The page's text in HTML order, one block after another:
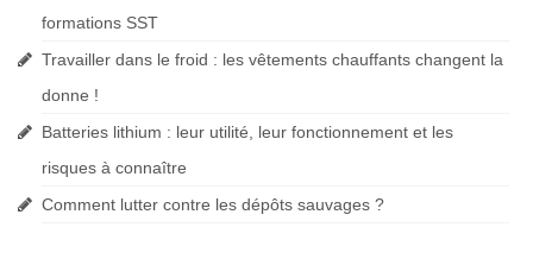
formations SST
Travailler dans le froid : les vêtements chauffants changent la
donne !
Batteries lithium : leur utilité, leur fonctionnement et les
risques à connaître
Comment lutter contre les dépôts sauvages ?